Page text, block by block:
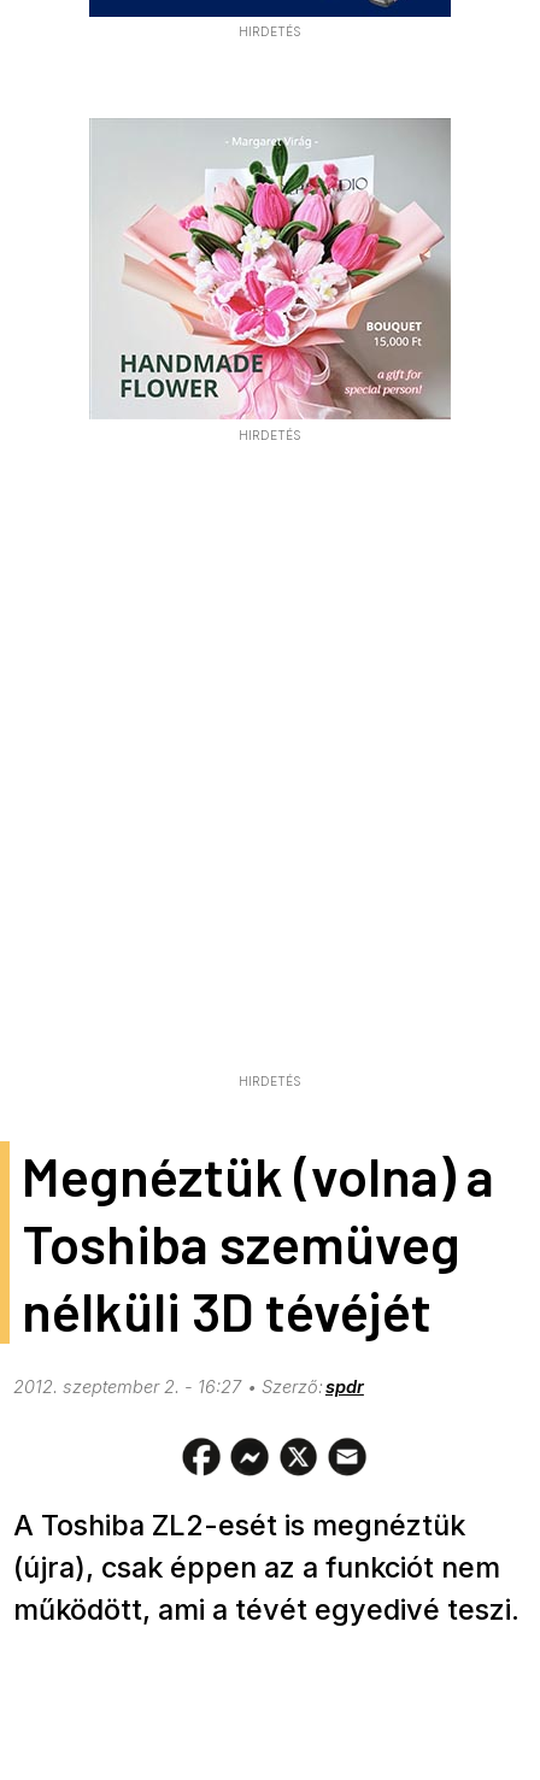
HIRDETÉS
HIRDETÉS
HIRDETÉS
Megnéztük (volna) a
Toshiba szemüveg
nélküli 3D tévéjét
2012. szeptember 2. - 16:27 spdr
A Toshiba ZL2-esét is megnéztük
(újra), csak éppen az a funkciót nem
működött, ami a tévét egyedivé teszi.